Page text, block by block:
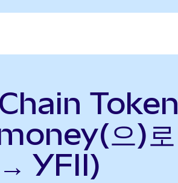
Token
으)로
YFII)